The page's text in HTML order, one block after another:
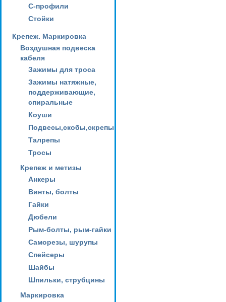
С-профили
Стойки
Крепеж. Маркировка
Воздушная подвеска
кабеля
Зажимы для троса
Зажимы натяжные,
поддерживающие,
спиральные
Коуши
Подвесы,скобы,скрепы
Талрепы
Тросы
Крепеж и метизы
Анкеры
Винты, болты
Гайки
Дюбели
Рым-болты, рым-гайки
Саморезы, шурупы
Спейсеры
Шайбы
Шпильки, струбцины
Маркировка